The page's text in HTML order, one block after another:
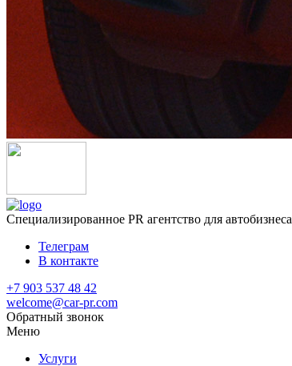
Специализированное PR агентство для автобизнеса
Телеграм
В контакте
+7 903 537 48 42
welcome@car-pr.com
Обратный звонок
Меню
Услуги